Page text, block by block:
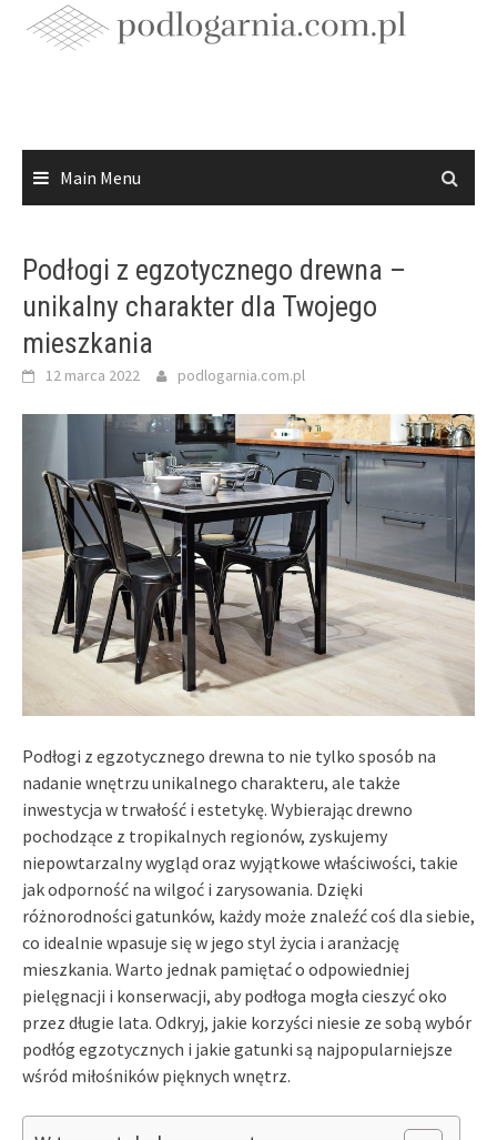
Main Menu
Podłogi z egzotycznego drewna –
unikalny charakter dla Twojego
mieszkania
12 marca 2022 podlogarnia.com.pl
Podłogi z egzotycznego drewna to nie tylko sposób na
nadanie wnętrzu unikalnego charakteru, ale także
inwestycja w trwałość i estetykę. Wybierając drewno
pochodzące z tropikalnych regionów, zyskujemy
niepowtarzalny wygląd oraz wyjątkowe właściwości, takie
jak odporność na wilgoć i zarysowania. Dzięki
różnorodności gatunków, każdy może znaleźć coś dla siebie,
co idealnie wpasuje się w jego styl życia i aranżację
mieszkania. Warto jednak pamiętać o odpowiedniej
pielęgnacji i konserwacji, aby podłoga mogła cieszyć oko
przez długie lata. Odkryj, jakie korzyści niesie ze sobą wybór
podłóg egzotycznych i jakie gatunki są najpopularniejsze
wśród miłośników pięknych wnętrz.